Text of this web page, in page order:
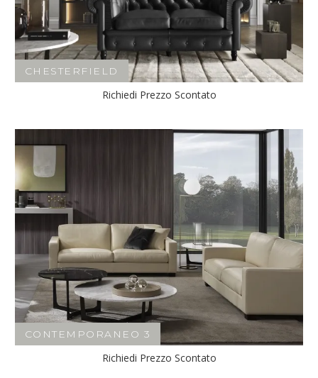
CHESTERFIELD
Richiedi Prezzo Scontato
CONTEMPORANEO 3
Richiedi Prezzo Scontato